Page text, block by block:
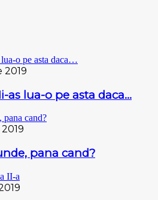
2019
as lua-o pe asta daca…
pana cand?